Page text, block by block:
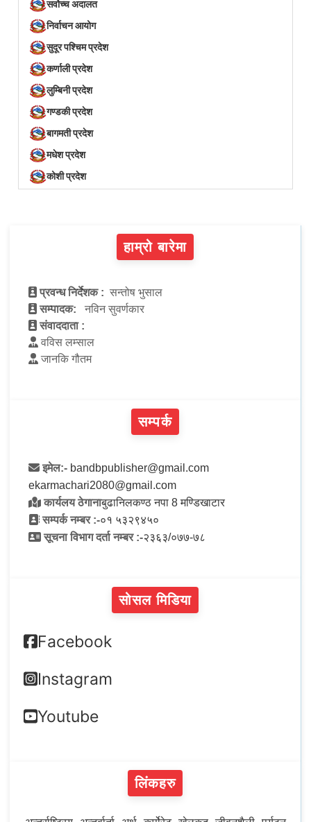
सर्वोच्च अदालत
निर्वाचन आयोग
सुदूर पश्चिम प्रदेश
कर्णाली प्रदेश
लुम्बिनी प्रदेश
गण्डकी प्रदेश
बागमती प्रदेश
मधेश प्रदेश
कोशी प्रदेश
हाम्रो बारेमा
प्रवन्ध निर्देशक : सन्तोष भुसाल
सम्पादक:
नविन सुवर्णकार
संवाददाता :
वविस लम्साल
जानकि गौतम
सम्पर्क
इमेल:- bandbpublisher@gmail.com
ekarmachari2080@gmail.com
कार्यलय ठेगानाबुढानिलकण्ठ नपा 8 मण्डिखाटार
सम्पर्क नम्बर :-०१ ५३२९४५०
सूचना विभाग दर्ता नम्बर :-२३६३/०७७-७८
सोसल मिडिया
Facebook
Instagram
Youtube
लिंकहरु